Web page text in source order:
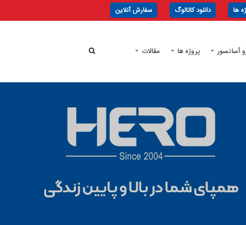
ها دانلود کاتالوگ سفارش آنلاین
آسانسور پروژه ها مقالات